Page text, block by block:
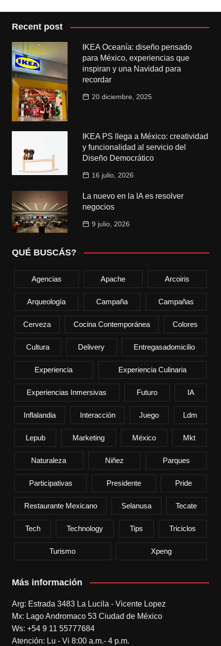
Recent post
IKEA Oceanía: diseño pensado
para México, experiencias que
inspiran y una Navidad para
recordar
20 diciembre, 2025
IKEA PS llega a México: creatividad
y funcionalidad al servicio del
Diseño Democrático
16 julio, 2026
La nuevo en la IA es resolver
negocios
9 julio, 2026
QUÉ BUSCÁS?
Agencias Apache Arcoiris
Arqueología Campaña Campañas
Cerveza Cocina Contemporánea Colores
Cultura Delivery Entregasadomicilio
Experiencia Experiencia Culinaria
Experiencias Inmersivas Futuro IA
Inflalandia Interacción Juego Ldm
Lepub Marketing México Mkt
Naturaleza Niñez Parques
Participativas Presidente Pride
Restaurante Mexicano Selanusa Tecate
Tech Technology Tips Triciclos
Turismo Xpeng
Más información
Arg: Estrada 3483 La Lucila - Vicente Lopez
Mx: Lago Andromaco 53 Ciudad de México
Ws: +54 9 11 55777684
Atención: Lu - Vi 8:00 a.m.- 4 p.m.